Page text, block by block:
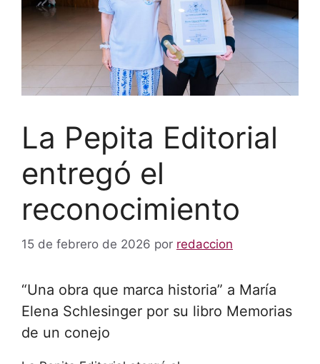
La Pepita Editorial
entregó el
reconocimiento
15 de febrero de 2026 por redaccion
“Una obra que marca historia” a María
Elena Schlesinger por su libro Memorias
de un conejo